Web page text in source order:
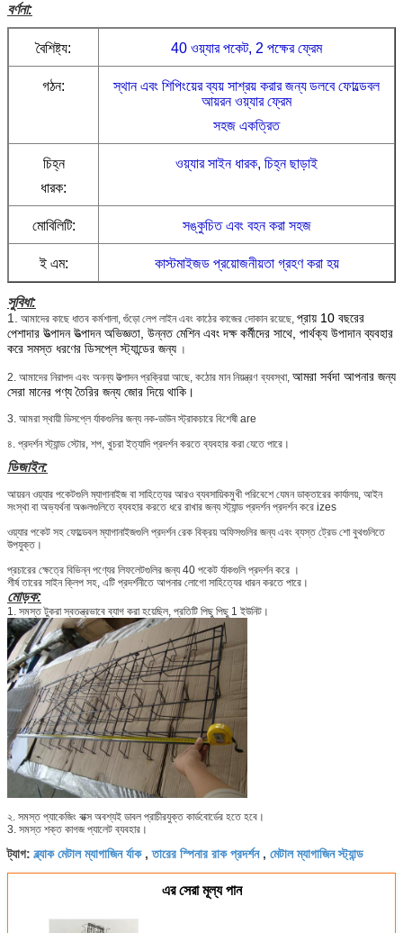
বর্ণনা:
বৈশিষ্ট্য: 40 ওয়্যার পকেট, 2 পক্ষের ফ্রেম
গঠন: স্থান এবং শিপিংয়ের ব্যয় সাশ্রয় করার জন্যডলবে ফোল্ডেবল
আয়রন ওয়্যার ফ্রেম
সহজ একত্রিত
চিহ্ন
ধারক:
ওয়্যার সাইন ধারক, চিহ্ন ছাড়াই
মোবিলিটি: সঙ্কুচিত এবং বহন করা সহজ
ই এম: কাস্টমাইজড প্রয়োজনীয়তা গ্রহণ করা হয়
সুবিধা:
1. আমাদের কাছে ধাতব কর্মশালা, গুঁড়ো লেপ লাইন এবং কাঠের কাজের দোকান রয়েছে, প্রায় 10 বছরের
পেশাদার উত্পাদন উত্পাদন অভিজ্ঞতা, উন্নত মেশিন এবং দক্ষ কর্মীদের সাথে, পার্থক্য উপাদান ব্যবহার
করে সমস্ত ধরণের ডিসপ্লে স্ট্যান্ডের জন্য ।
2. আমাদের নিরাপদ এবং অনন্য উত্পাদন প্রক্রিয়া আছে, কঠোর মান নিয়ন্ত্রণ ব্যবস্থা, আমরা সর্বদা আপনার জন্য
সেরা মানের পণ্য তৈরির জন্য জোর দিয়ে থাকি।
3. আমরা স্থায়ী ডিসপ্লে র্যাকগুলির জন্য নক-ডাউন স্ট্রাকচারে বিশেষী are
৪. প্রদর্শন স্ট্যান্ড স্টোর, শপ, খুচরা ইত্যাদি প্রদর্শন করতে ব্যবহার করা যেতে পারে।
ডিজাইন:
আয়রন ওয়্যার পকেটগুলি ম্যাগানাইজ বা সাহিত্যের আরও ব্যবসায়িকমুখী পরিবেশে যেমন ডাক্তারের কার্যালয়, আইন
সংস্থা বা অভ্যর্থনা অঞ্চলগুলিতে ব্যবহার করতে ধরে রাখার জন্য স্ট্যান্ড প্রদর্শন প্রদর্শন করে izes
ওয়্যার পকেট সহ ফোল্ডেবল ম্যাগানাইজগুলি প্রদর্শন রেক বিক্রয় অফিসগুলির জন্য এবং ব্যস্ত ট্রেড শো বুথগুলিতে
উপযুক্ত।
প্রচারের ক্ষেত্রে বিভিন্ন পণ্যের লিফলেটগুলির জন্য 40 পকেট র্যাকগুলি প্রদর্শন করে ।
শীর্ষ তারের সাইন ক্লিপ সহ, এটি প্রদর্শনীতে আপনার লোগো সাহিত্যের ধারন করতে পারে।
মোড়ক:
1. সমস্ত টুকরা স্বতন্ত্রভাবে ব্যাগ করা হয়েছিল, প্রতিটি পিছু পিছু 1 ইউনিট।
২. সমস্ত প্যাকেজিং বাক্স অবশ্যই ডাবল প্রাচীরযুক্ত কার্ডবোর্ডের হতে হবে।
3. সমস্ত শক্ত কাগজ প্যালেট ব্যবহার।
ট্যাগ:ব্ল্যাক মেটাল ম্যাগাজিন র্যাক,তারের স্পিনার রাক প্রদর্শন, মেটাল ম্যাগাজিন স্ট্যান্ড
এর সেরা মূল্য পান